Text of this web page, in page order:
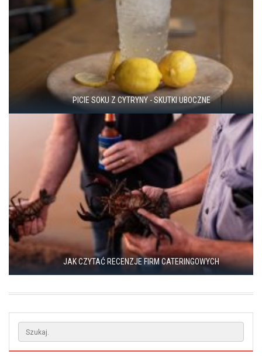
PICIE SOKU Z CYTRYNY - SKUTKI UBOCZNE
JAK CZYTAĆ RECENZJE FIRM CATERINGOWYCH